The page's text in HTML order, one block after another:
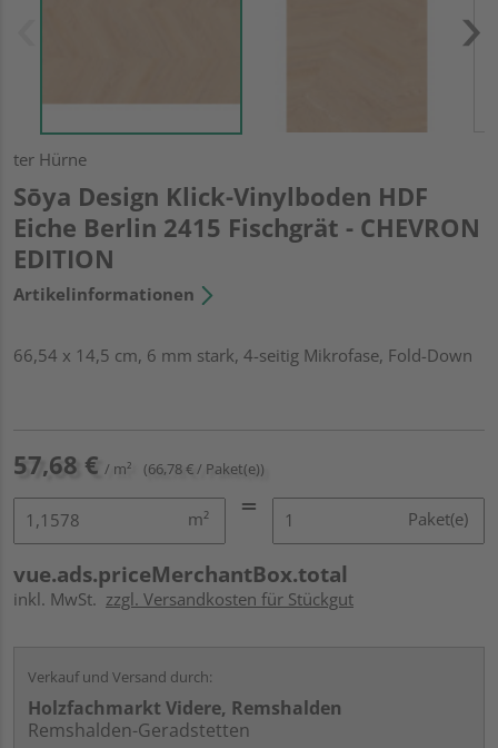
ter Hürne
Sōya Design Klick-Vinylboden HDF
Eiche Berlin 2415 Fischgrät - CHEVRON
EDITION
Artikelinformationen
66,54 x 14,5 cm, 6 mm stark, 4-seitig Mikrofase, Fold-Down
57,68 € / m² (66,78 € / Paket(e))
m² Paket(e)
vue.ads.priceMerchantBox.total
inkl. MwSt. zzgl. Versandkosten für Stückgut
Verkauf und Versand durch:
Holzfachmarkt Videre, Remshalden
Remshalden-Geradstetten